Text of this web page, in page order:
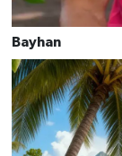
Bayhan